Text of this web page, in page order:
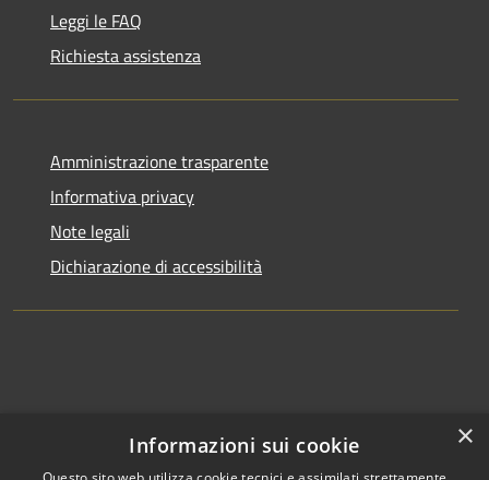
Leggi le FAQ
Richiesta assistenza
Amministrazione trasparente
Informativa privacy
Note legali
Dichiarazione di accessibilità
×
Informazioni sui cookie